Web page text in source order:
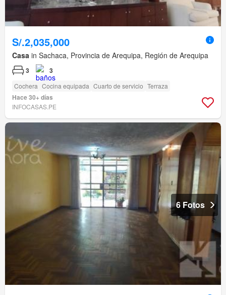
S/.2,035,000
Casa in Sachaca, Provincia de Arequipa, Región de Arequipa
3 3
Cochera Cocina equipada Cuarto de servicio Terraza
Hace 30+ días
INFOCASAS.PE
6 Fotos